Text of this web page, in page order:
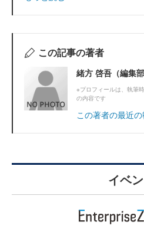
この記事の著者
緒方 啓吾（編集
※プロフィールは、執筆
の内容です
この著者の最近
イベ